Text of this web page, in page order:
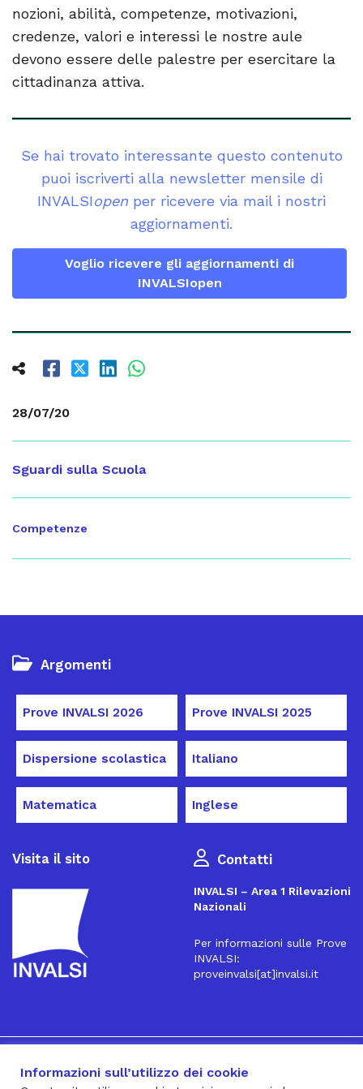
28/07/20
Sguardi sulla Scuola
Competenze
nozioni, abilità, competenze, motivazioni,
credenze, valori e interessi le nostre aule
devono essere delle palestre per esercitare la
cittadinanza attiva.
Se hai trovato interessante questo contenuto
puoi iscriverti alla newsletter mensile di
INVALSIopen per ricevere via mail i nostri
aggiornamenti.
Voglio ricevere gli aggiornamenti di
INVALSIopen
Argomenti
Prove INVALSI 2026 Prove INVALSI 2025
Dispersione scolastica Italiano
Matematica Inglese
Visita il sito Contatti
INVALSI – Area 1 Rilevazioni
Nazionali
Per informazioni sulle Prove
INVALSI:
proveinvalsi[at]invalsi.it
Iscriviti alla Newsletter
Informazioni sull’utilizzo dei cookie